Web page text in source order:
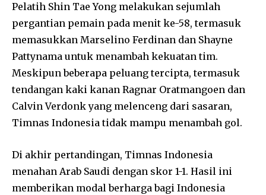
Pelatih Shin Tae Yong melakukan sejumlah
pergantian pemain pada menit ke-58, termasuk
memasukkan Marselino Ferdinan dan Shayne
Pattynama untuk menambah kekuatan tim.
Meskipun beberapa peluang tercipta, termasuk
tendangan kaki kanan Ragnar Oratmangoen dan
Calvin Verdonk yang melenceng dari sasaran,
Timnas Indonesia tidak mampu menambah gol.
Di akhir pertandingan, Timnas Indonesia
menahan Arab Saudi dengan skor 1-1. Hasil ini
memberikan modal berharga bagi Indonesia